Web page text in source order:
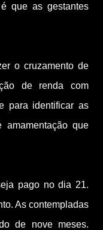
que as gestantes
o cruzamento de
de renda com
para identificar as
amamentação que
pago no dia 21.
As contempladas
de nove meses.